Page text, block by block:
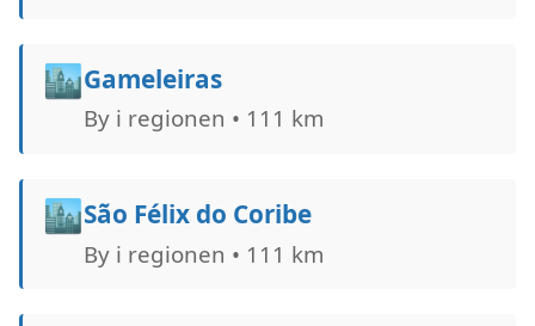
🏙️Gameleiras
By i regionen • 111 km
🏙️São Félix do Coribe
By i regionen • 111 km